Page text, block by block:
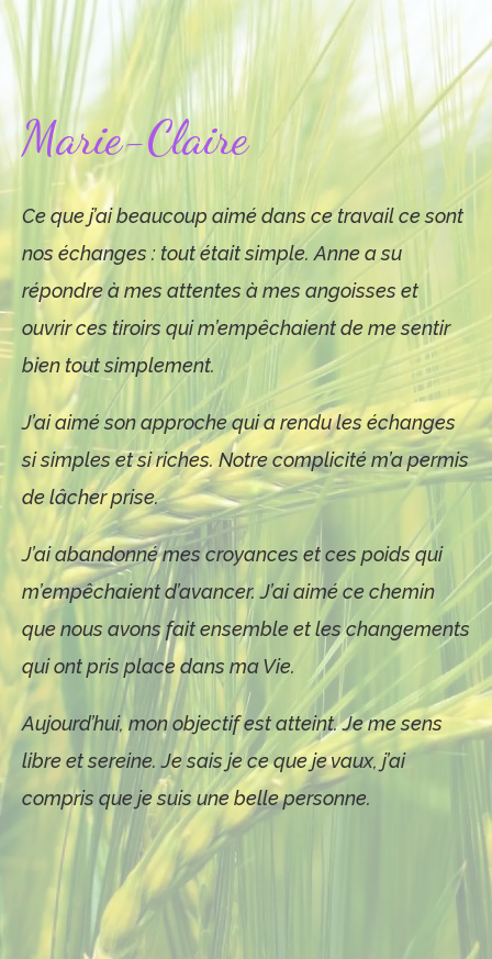
Marie-Claire
Ce que j’ai beaucoup aimé dans ce travail ce sont
nos échanges : tout était simple. Anne a su
répondre à mes attentes à mes angoisses et
ouvrir ces tiroirs qui m’empêchaient de me sentir
bien tout simplement.
J’ai aimé son approche qui a rendu les échanges
si simples et si riches. Notre complicité m’a permis
de lâcher prise.
J’ai abandonné mes croyances et ces poids qui
m’empêchaient d’avancer. J’ai aimé ce chemin
que nous avons fait ensemble et les changements
qui ont pris place dans ma Vie.
Aujourd’hui, mon objectif est atteint. Je me sens
libre et sereine. Je sais je ce que je vaux, j’ai
compris que je suis une belle personne.